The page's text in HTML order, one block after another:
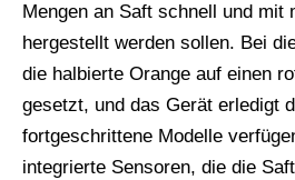
Mengen an Saft schnell und mit
hergestellt werden sollen. Bei
die halbierte Orange auf einen
gesetzt, und das Gerät erledigt
fortgeschrittene Modelle
integrierte Sensoren, die die